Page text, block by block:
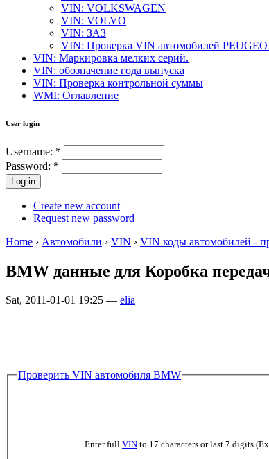
VIN: VOLKSWAGEN
VIN: VOLVO
VIN: ЗАЗ
VIN: Проверка VIN автомобилей
VIN: Маркировка мелких серий.
VIN: обозначение года выпуска
VIN: Проверка контрольной суммы
WMI: Оглавление
User login
Username: *
Password: *
Create new account
Request new password
Home › Автомобили › VIN › VIN коды автомобилей -
BMW данные для Коробка
Sat, 2011-01-01 19:25 — elia
Проверить VIN автомобиля BMW
Enter full VIN to 17 characters or last 7 digits